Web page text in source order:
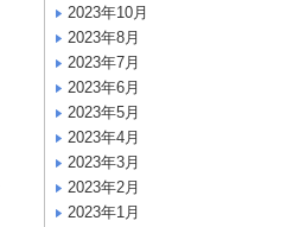
2023年10月
2023年8月
2023年7月
2023年6月
2023年5月
2023年4月
2023年3月
2023年2月
2023年1月